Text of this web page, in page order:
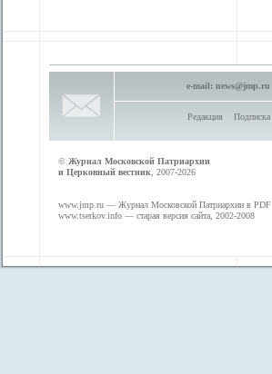
e-mail: news@jmp.ru
Редакция Подписка
© Журнал Московской Патриархии
и Церковный вестник , 2007-2026
www.jmp.ru — Журнал Московской Патриархии в PDF
www.tserkov.info — старая версия сайта, 2002-2008